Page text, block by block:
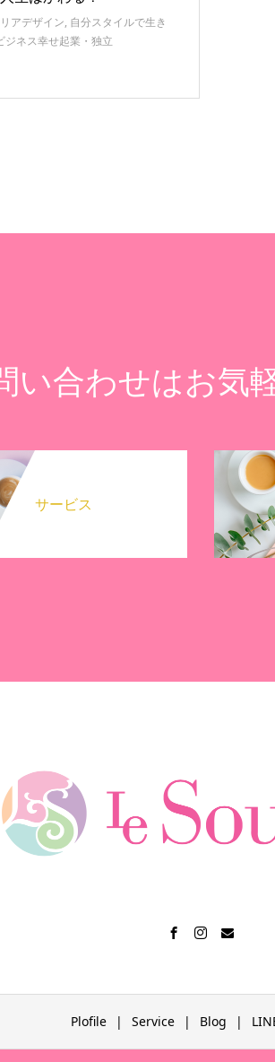
アデザイン, 自分スタイルで生き
ジネス幸せ起業・独立
い合わせはお気
サービス
Plofile Service Blog